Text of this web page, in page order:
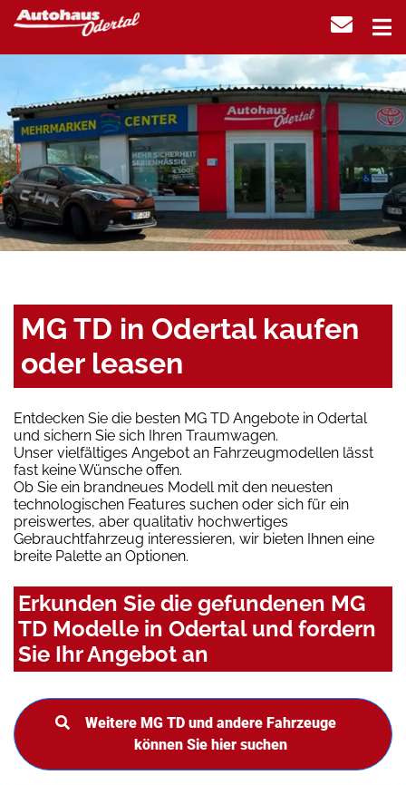
MG TD in Odertal kaufen
oder leasen
Entdecken Sie die besten MG TD Angebote in Odertal
und sichern Sie sich Ihren Traumwagen.
Unser vielfältiges Angebot an Fahrzeugmodellen lässt
fast keine Wünsche offen.
Ob Sie ein brandneues Modell mit den neuesten
technologischen Features suchen oder sich für ein
preiswertes, aber qualitativ hochwertiges
Gebrauchtfahrzeug interessieren, wir bieten Ihnen eine
breite Palette an Optionen.
Erkunden Sie die gefundenen MG
TD Modelle in Odertal und fordern
Sie Ihr Angebot an
Weitere MG TD und andere Fahrzeuge
können Sie hier suchen